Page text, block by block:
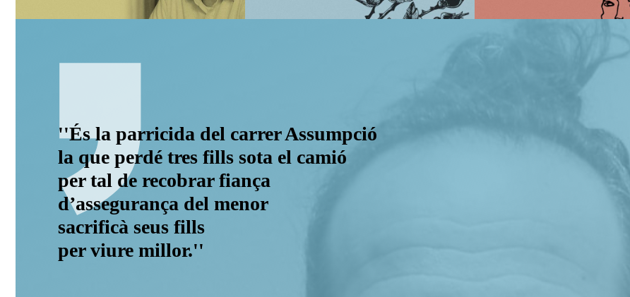
''És la parricida del carrer Assumpció
la que perdé tres fills sota el camió
per tal de recobrar fiança
d’assegurança del menor
sacrificà seus fills
per viure millor.''